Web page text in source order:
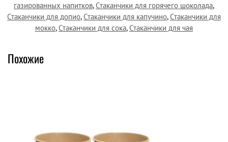
газированных напитков,Стаканчики для горячего шоколада,
Стаканчики для допио,Стаканчики для капучино,Стаканчики для
мокко,Стаканчики для сока,Стаканчики для чая
Похожие